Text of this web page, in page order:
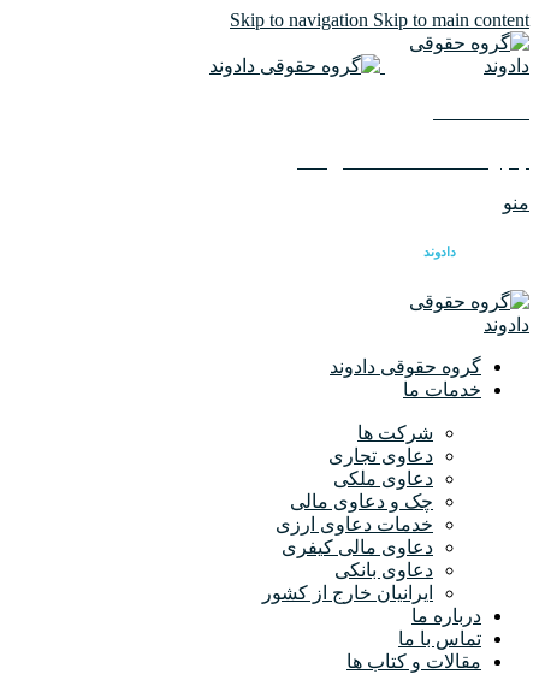
Skip to navigation Skip to main content
منو
دادوند
گروه حقوقی دادوند
خدمات ما
شرکت ها
دعاوی تجاری
دعاوی ملکی
چک و دعاوی مالی
خدمات دعاوی ارزی
دعاوی مالی کیفری
دعاوی بانکی
ایرانیان خارج از کشور
درباره ما
تماس با ما
مقالات و کتاب ها